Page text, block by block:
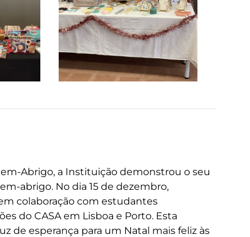
Abrigo, a Instituição demonstrou o seu
abrigo. No dia 15 de dezembro,
colaboração com estudantes
do CASA em Lisboa e Porto. Esta
de esperança para um Natal mais feliz às